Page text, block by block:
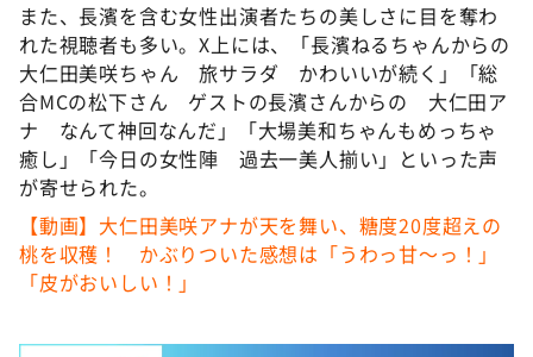
また、長濱を含む女性出演者たちの美しさに目を奪わ
れた視聴者も多い。X上には、「長濱ねるちゃんからの
大仁田美咲ちゃん 旅サラダ かわいいが続く」「総
合MCの松下さん ゲストの長濱さんからの 大仁田ア
ナ なんて神回なんだ」「大場美和ちゃんもめっちゃ
癒し」「今日の女性陣 過去一美人揃い」といった声
が寄せられた。
【動画】大仁田美咲アナが天を舞い、糖度20度超えの
桃を収穫！ かぶりついた感想は「うわっ甘～っ！」
「皮がおいしい！」